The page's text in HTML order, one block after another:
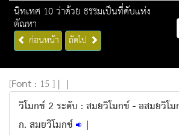
นิทเทศ 10 ว่าด้วย ธรรมเป็นที่ดับแห่ง
ตัณหา
ก่อนหน้า ถัดไป
[Font : 15 ] | |
วิโมกข์ 2 ระดับ : สมยวิโมกข์ - อสมยวิโ
ก. สมยวิโมกข์
|